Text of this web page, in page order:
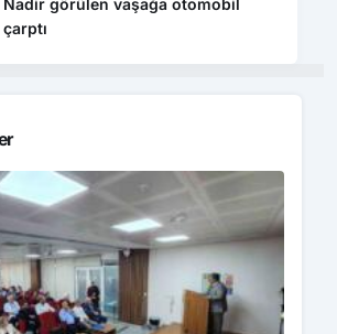
Nadir görülen vaşağa otomobil
çarptı